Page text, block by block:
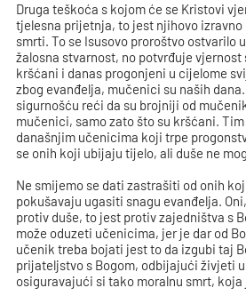
Druga teškoća s kojom će se Kristovi
tjelesna prijetnja, to jest njihovo izravno
smrti. To se Isusovo proroštvo ostvarilo
žalosna stvarnost, no potvrđuje vjernost
kršćani i danas progonjeni u cijelome
zbog evanđelja, mučenici su naših
sigurnošću reći da su brojniji od
mučenici, samo zato što su kršćani.
današnjim učenicima koji trpe
se onih koji ubijaju tijelo, ali duše ne
Ne smijemo se dati zastrašiti od onih
pokušavaju ugasiti snagu evanđelja.
protiv duše, to jest protiv zajedništva s
može oduzeti učenicima, jer je dar od
učenik treba bojati jest to da izgubi taj
prijateljstvo s Bogom, odbijajući živjeti
osiguravajući si tako moralnu smrt,